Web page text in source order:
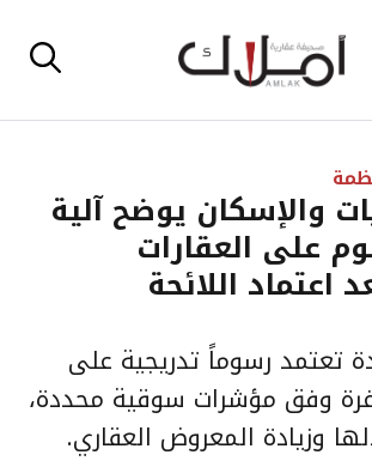
والإسكان يوضح آلية
على العقارات
اعتماد اللائحة
تعتمد رسوماً تدريجية على
وفق مؤشرات سوقية محددة،
وزيادة المعروض العقاري.